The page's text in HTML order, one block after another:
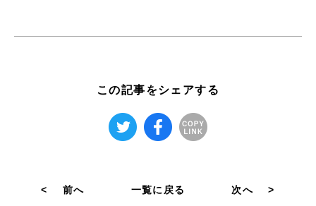
この記事をシェアする
< 前へ 一覧に戻る 次へ >